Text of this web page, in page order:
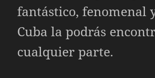
fantástico, fenomenal
Cuba la podrás
cualquier parte.